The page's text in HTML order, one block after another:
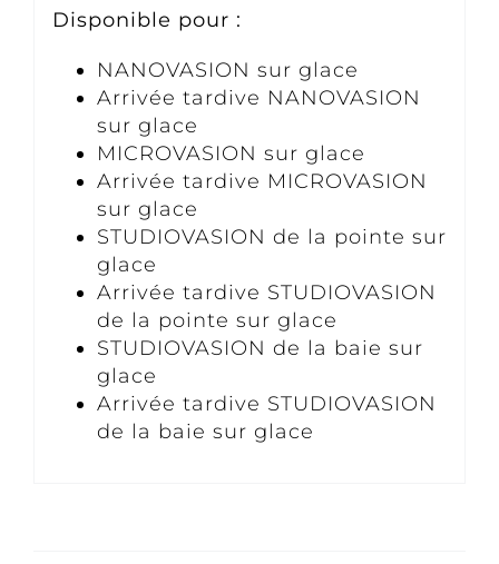
Disponible pour :
NANOVASION sur glace
Arrivée tardive NANOVASION
sur glace
MICROVASION sur glace
Arrivée tardive MICROVASION
sur glace
STUDIOVASION de la pointe sur
glace
Arrivée tardive STUDIOVASION
de la pointe sur glace
STUDIOVASION de la baie sur
glace
Arrivée tardive STUDIOVASION
de la baie sur glace